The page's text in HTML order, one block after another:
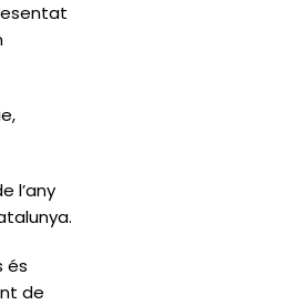
l’any
és
de